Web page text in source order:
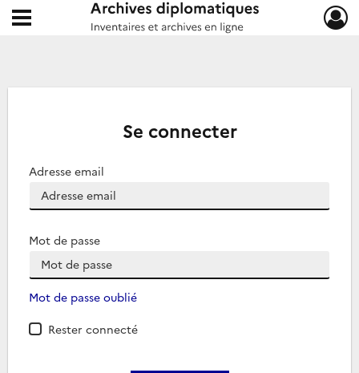
Archives diplomatiques
Ouvrir le menu déroulant
Se connecter
Adresse email
Mot de passe
Mot de passe oublié
Rester connecté